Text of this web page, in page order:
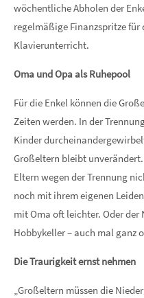
wöchentliche Abholen der
regelmäßige Finanzspritze für
Klavierunterricht.
Oma und Opa als Ruhepool
Für die Enkel können die
Zeiten werden. In der
Kinder
Großeltern bleibt
Eltern wegen der Trennung
noch mit ihrem eigenen
mit Oma oft leichter. Oder
Hobbykeller – auch mal ganz
Die Traurigkeit ernst nehmen
„Großeltern müssen die